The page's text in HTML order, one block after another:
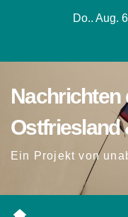
Do.. Aug.
Nachrichten
Ostfriesland
Ein Projekt von